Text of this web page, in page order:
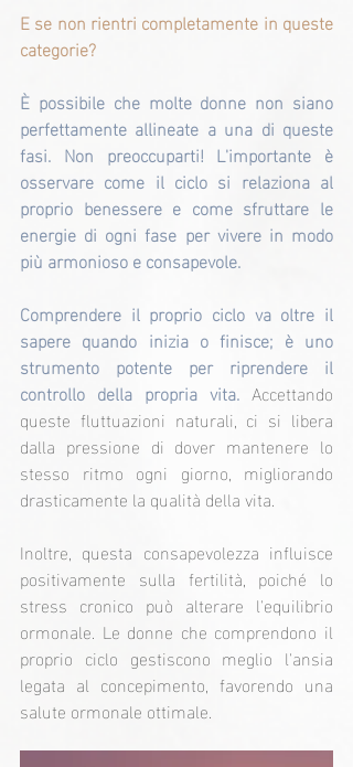
E se non rientri completamente in queste
categorie?
È possibile che molte donne non siano
perfettamente allineate a una di queste
fasi. Non preoccuparti! L'importante è
osservare come il ciclo si relaziona al
proprio benessere e come sfruttare le
energie di ogni fase per vivere in modo
più armonioso e consapevole.
Comprendere il proprio ciclo va oltre il
sapere quando inizia o finisce; è uno
strumento potente per riprendere il
controllo della propria vita. Accettando
queste fluttuazioni naturali, ci si libera
dalla pressione di dover mantenere lo
stesso ritmo ogni giorno, migliorando
drasticamente la qualità della vita.
Inoltre, questa consapevolezza influisce
positivamente sulla fertilità, poiché lo
stress cronico può alterare l'equilibrio
ormonale. Le donne che comprendono il
proprio ciclo gestiscono meglio l'ansia
legata al concepimento, favorendo una
salute ormonale ottimale.